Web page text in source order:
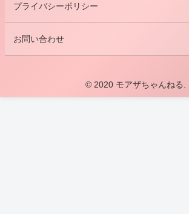
プライバシーポリシー
お問い合わせ
© 2020 モアザちゃんねる.